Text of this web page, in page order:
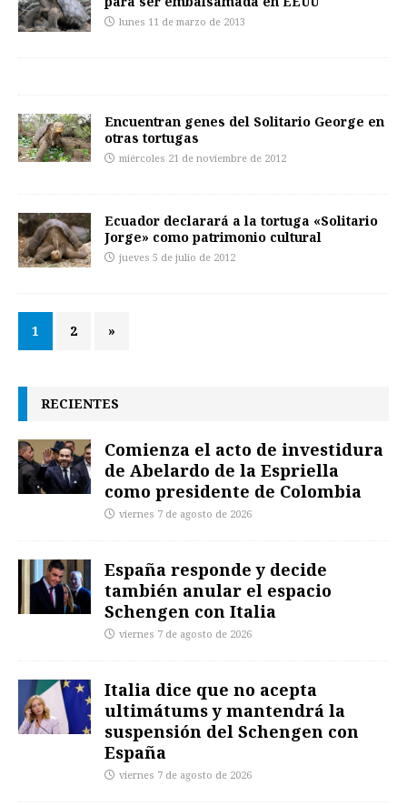
lunes 11 de marzo de 2013
Encuentran genes del Solitario George en
otras tortugas
miércoles 21 de noviembre de 2012
Ecuador declarará a la tortuga «Solitario
Jorge» como patrimonio cultural
jueves 5 de julio de 2012
1 2 »
RECIENTES
Comienza el acto de investidura
de Abelardo de la Espriella
como presidente de Colombia
viernes 7 de agosto de 2026
España responde y decide
también anular el espacio
Schengen con Italia
viernes 7 de agosto de 2026
Italia dice que no acepta
ultimátums y mantendrá la
suspensión del Schengen con
España
viernes 7 de agosto de 2026